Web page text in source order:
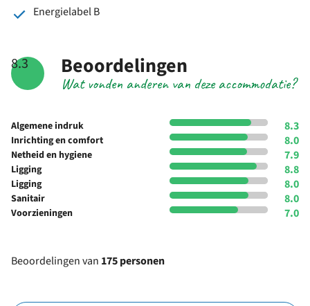
Energielabel B
8.3
Wat vonden anderen van deze accommodatie?
Beoordelingen
Algemene indruk 8.3
Inrichting en comfort 8.0
Netheid en hygiene 7.9
Ligging 8.8
Ligging 8.0
Sanitair 8.0
Voorzieningen 7.0
Beoordelingen van 175 personen